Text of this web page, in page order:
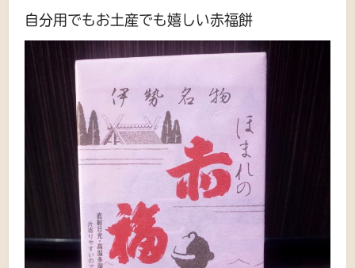
自分用でもお土産でも嬉しい赤福餅